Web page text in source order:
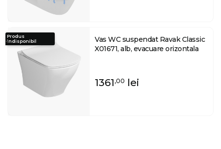
Vas WC suspendat Ravak Classic
X01671, alb, evacuare orizontala
1361 ,00 lei
Produs
indisponibil